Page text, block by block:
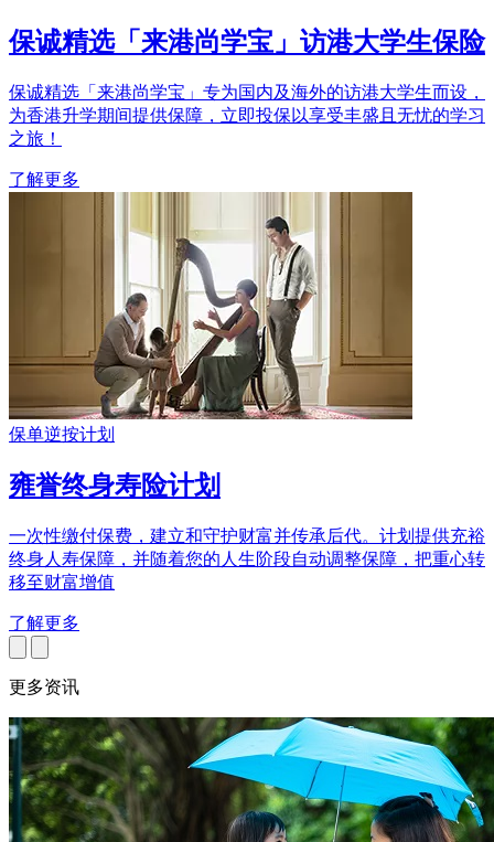
保诚精选「来港尚学宝」访港大学生保险
保诚精选「来港尚学宝」专为国内及海外的访港大学生而设，
为香港升学期间提供保障，立即投保以享受丰盛且无忧的学习
之旅！
了解更多
保单逆按计划
雍誉终身寿险计划
一次性缴付保费，建立和守护财富并传承后代。计划提供充裕
终身人寿保障，并随着您的人生阶段自动调整保障，把重心转
移至财富增值
了解更多
更多资讯